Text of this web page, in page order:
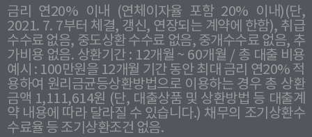
금리 연20% 이내 (연체이자율 포함 20% 이내)(단,
2021. 7. 7부터 체결, 갱신, 연장되는 계약에 한함), 취급
수수료 없음, 중도상환 수수료 없음, 중개수수료 없음, 추
가비용 없음. 상환기간 : 12개월 ~ 60개월 / 총 대출 비용
예시 : 100만원을 12개월 기간 동안 최대 금리 연20% 적
용하여 원리금균등상환방법으로 이용하는 경우 총 상환
금액 1,111,614원 (단, 대출상품 및 상환방법 등 대출계
약 내용에 따라 달라질 수 있습니다.) 채무의 조기상환수
수료율 등 조기상환조건 없음.